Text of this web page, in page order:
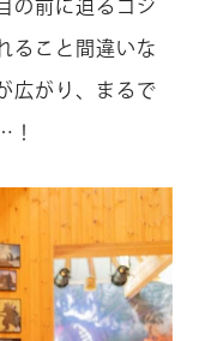
の前に迫るゴジ
ること間違いな
広がり、まるで
！